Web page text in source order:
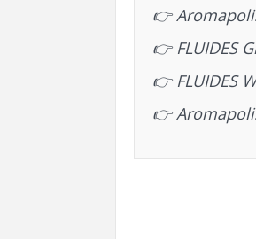
👉
👉 FLUIDES
👉 FLUIDES
👉